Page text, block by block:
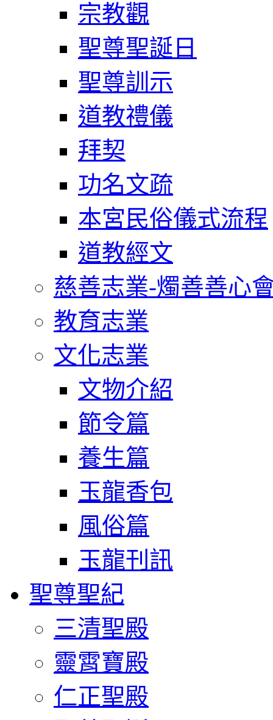
宗教觀
聖尊聖誕日
聖尊訓示
道教禮儀
拜契
功名文疏
本宮民俗儀式流程
道教經文
慈善志業-燭善善心
教育志業
文化志業
文物介紹
節令篇
養生篇
玉龍香包
風俗篇
玉龍刊訊
聖尊聖紀
三清聖殿
靈霄寶殿
仁正聖殿